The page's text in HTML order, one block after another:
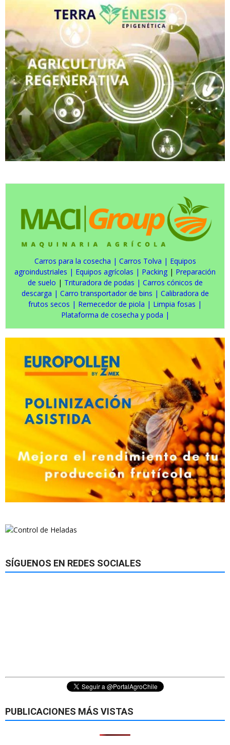
Carros para la cosecha | Carros Tolva | Equipos
agroindustriales | Equipos agrícolas | Packing | Preparación
de suelo | Trituradora de podas | Carros cónicos de
descarga | Carro transportador de bins | Calibradora de
frutos secos | Remecedor de piola | Limpia fosas |
Plataforma de cosecha y poda |
SÍGUENOS EN REDES SOCIALES
PUBLICACIONES MÁS VISTAS